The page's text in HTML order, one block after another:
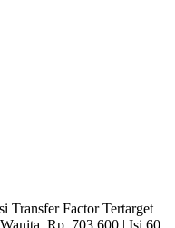
Transfer Factor Tertarget